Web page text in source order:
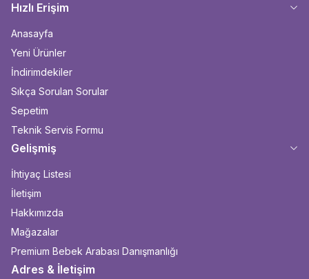
Hızlı Erişim
Anasayfa
Yeni Ürünler
İndirimdekiler
Sıkça Sorulan Sorular
Sepetim
Teknik Servis Formu
Gelişmiş
İhtiyaç Listesi
İletişim
Hakkımızda
Mağazalar
Premium Bebek Arabası Danışmanlığı
Adres & İletişim